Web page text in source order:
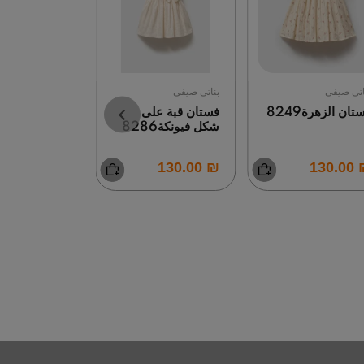
صيفي
الزهرة8249
₪
بناتي صيفي
فستان قبة على
شكل فيونكة8286
₪ 130.00